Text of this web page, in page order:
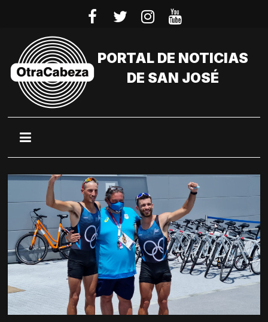
PORTAL DE NOTICIAS
DE SAN JOSÉ